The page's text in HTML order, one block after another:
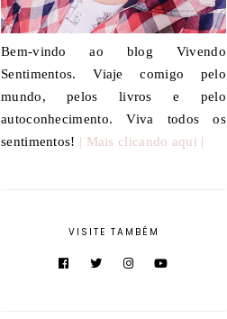
Bem-vindo ao blog Vivendo
Sentimentos. Viaje comigo pelo
mundo, pelos livros e pelo
autoconhecimento. Viva todos os
sentimentos! | Mais clicando aqui |
VISITE TAMBÉM